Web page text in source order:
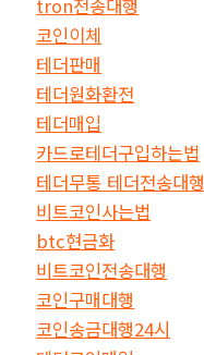
tron전송대행
코인이체
테더판매
테더원화환전
테더매입
카드로테더구입하는법
테더무통 테더전송대행
비트코인사는법
btc현금화
비트코인전송대행
코인구매대행
코인송금대행24시